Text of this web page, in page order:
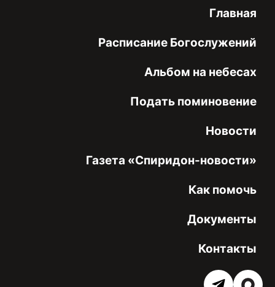
Главная
Расписание Богослужений
Альбом на небесах
Подать поминовение
Новости
Газета «Спиридон-новости»
Как помочь
Документы
Контакты